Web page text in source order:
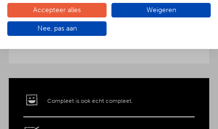
Verras jouw gezelschap met een extra feestelijke
aankleding op tafel. Voor maar € 2,- per persoon
extra wordt het vlees en de salades in
porseleinen schalen gepresenteerd. Dat is
Compleet is ook écht compleet.
Accepteer alles Weigeren
Nee, pas aan